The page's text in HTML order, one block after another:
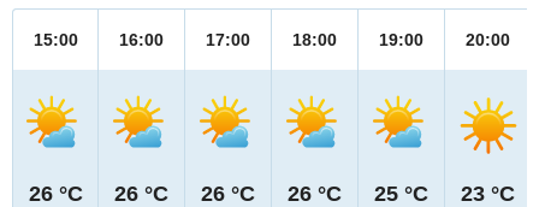
15:00
26 °C
16:00
26 °C
17:00
26 °C
18:00
26 °C
19:00
25 °C
20:00
23 °C